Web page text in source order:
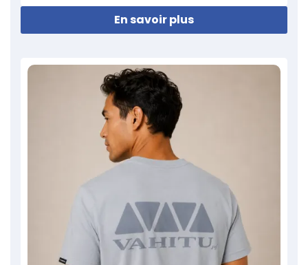
En savoir plus